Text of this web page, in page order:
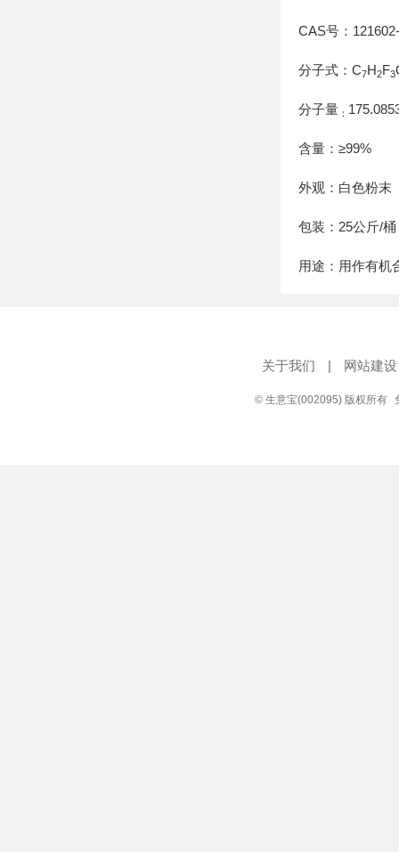
CAS号：
分子式：C7H2F3
分子量 ：
含量：≥99%
外观：白色粉末
包装：25公斤/桶
用途：用作有机
关于我们 | 网站建设
© 生意宝(002095) 版权所有